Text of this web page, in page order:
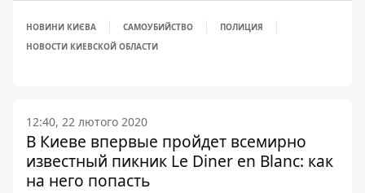
НОВИНИ КИЄВА САМОУБИЙСТВО
ПОЛИЦИЯ
НОВОСТИ КИЕВСКОЙ ОБЛАСТИ
12:40, 22 лютого 2020
В Киеве впервые пройдет всемирно
известный пикник Le Diner en Blanc: как
на него попасть